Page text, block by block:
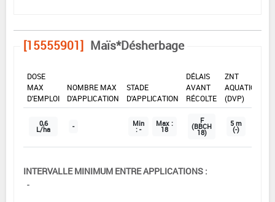
[15555901] Maïs*Désherbage
DOSE
MAX
D'EMPLOI
NOMBRE MAX
D'APPLICATION
STADE
D'APPLICATION
DÉLAIS
AVANT
RÉCOLTE
ZNT
AQUATIQUE
(DVP)
0,6
L/ha - Min
: -
Max :
18
F
(BBCH
18)
5 m
(-)
INTERVALLE MINIMUM ENTRE APPLICATIONS :
-